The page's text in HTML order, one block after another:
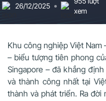
26/12/2025
xem
Khu công nghiệp Việt Nam
– biểu tượng tiên phong
Singapore – đã khẳng
và thành công nhất tại
thành và phát triển. Ra đời